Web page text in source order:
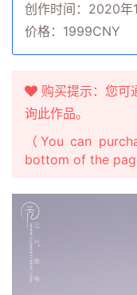
创作时间：2020年
价格：1999CNY
购买提示：您可
询此作品。
（You can
bottom of the